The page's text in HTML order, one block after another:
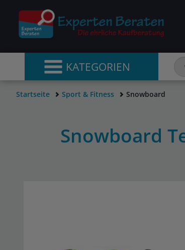
KATEGORIEN
Startseite Sport & Fitness Snowboard
Snowboard